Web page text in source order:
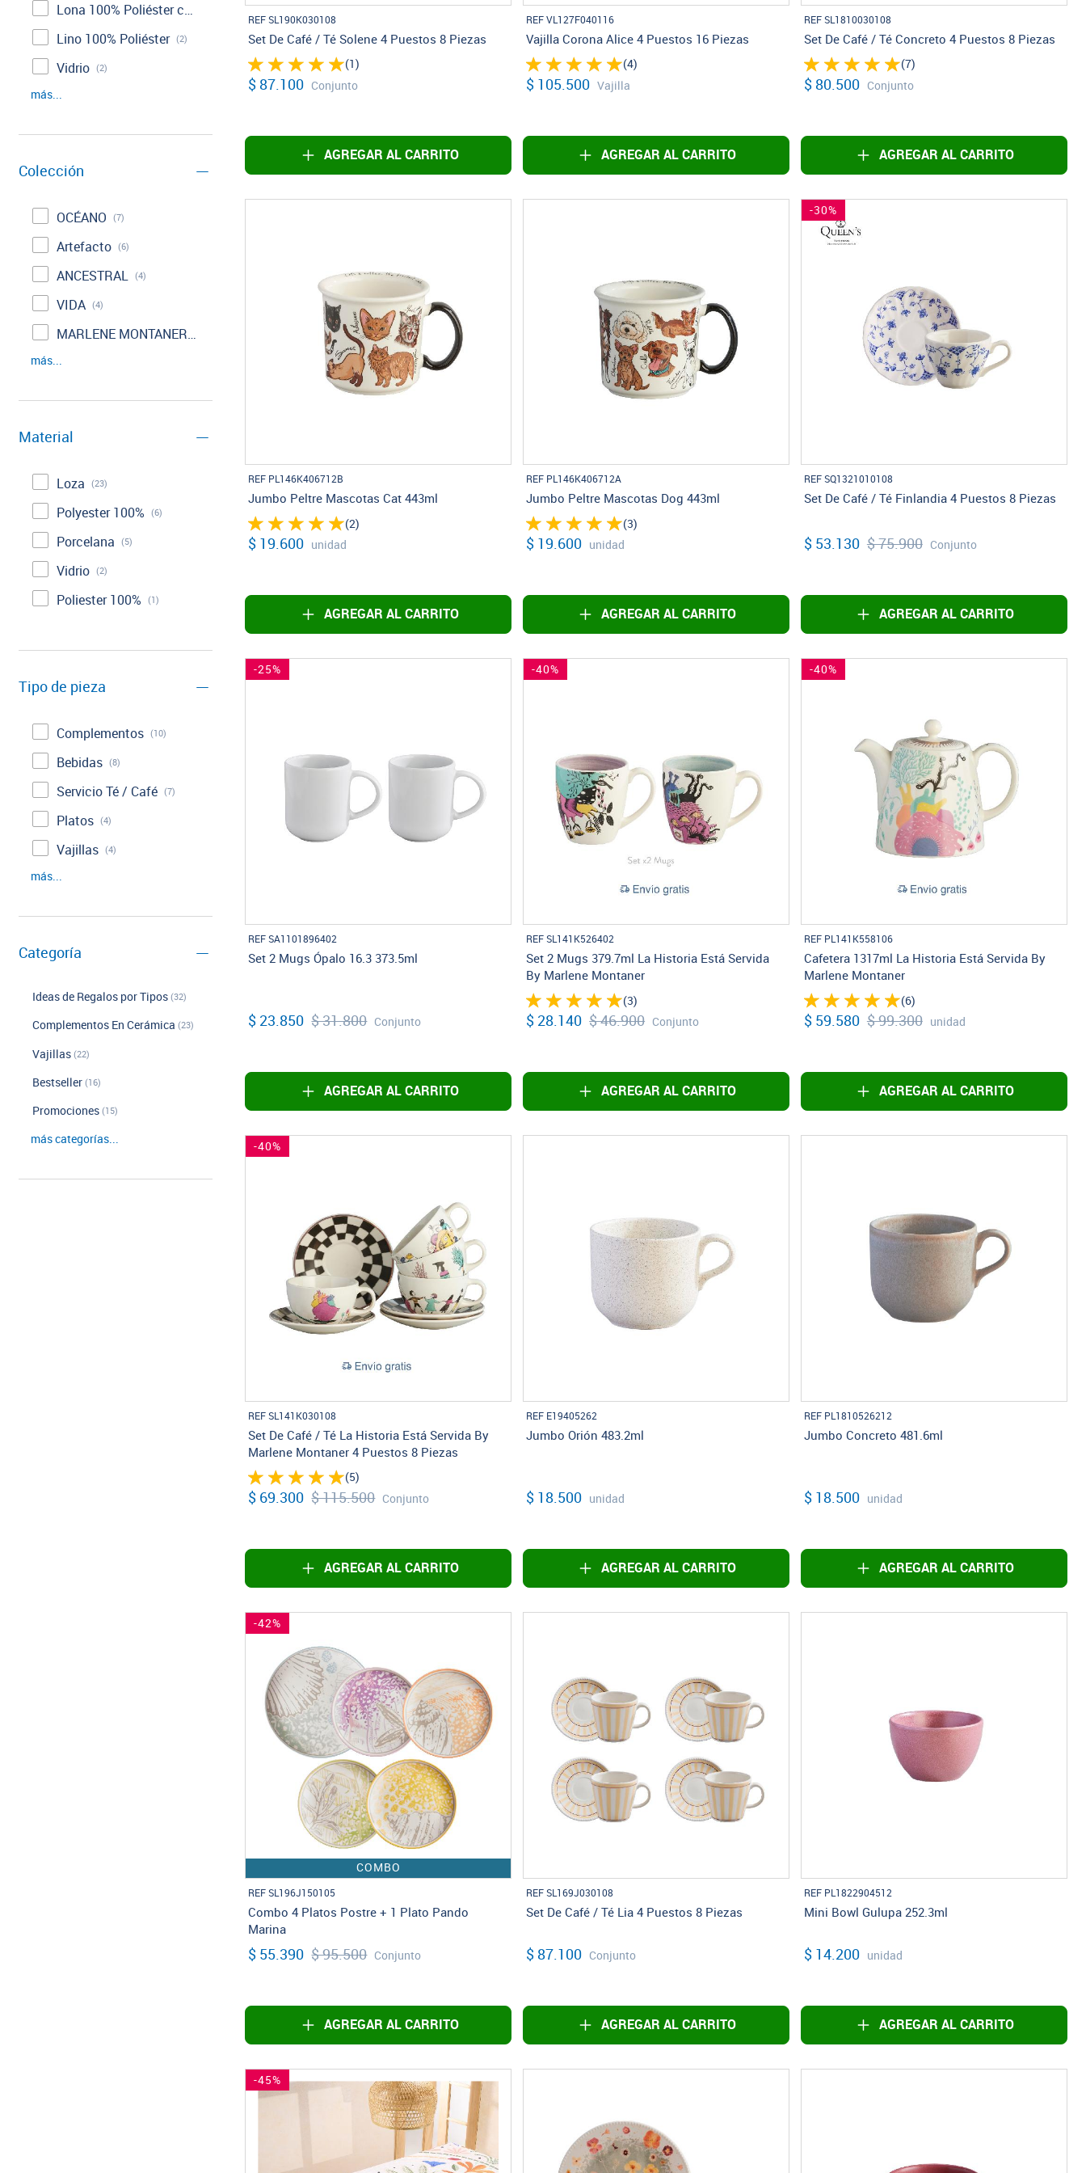
Lona 100% Poliéster con una capa antifluido.
Lino 100% Poliéster(2)
Vidrio(2)
más...
Colección
OCÉANO(7)
Artefacto(6)
ANCESTRAL(4)
VIDA(4)
MARLENE MONTANER
más...
Material
Loza(23)
Polyester 100%(6)
Porcelana(5)
Vidrio(2)
Poliester 100%(1)
Tipo de pieza
Complementos(10)
Bebidas(8)
Servicio Té / Café(7)
Platos(4)
Vajillas(4)
más...
Categoría
Ideas de Regalos por Tipos (32)
Complementos En Cerámica (23)
Vajillas (22)
Bestseller (16)
Promociones (15)
más categorías...
REF SL190K030108
Set De Café / Té Solene 4 Puestos 8 Piezas
(1)
$ 87.100 Conjunto
AGREGAR AL CARRITO
REF VL127F040116
Vajilla Corona Alice 4 Puestos 16 Piezas
(4)
$ 105.500 Vajilla
AGREGAR AL CARRITO
REF SL1810030108
Set De Café / Té Concreto 4 Puestos 8 Piezas
(7)
$ 80.500 Conjunto
AGREGAR AL CARRITO
REF PL146K406712B
Jumbo Peltre Mascotas Cat 443ml
(2)
$ 19.600 unidad
AGREGAR AL CARRITO
REF PL146K406712A
Jumbo Peltre Mascotas Dog 443ml
(3)
$ 19.600 unidad
AGREGAR AL CARRITO
-30%
REF SQ1321010108
Set De Café / Té Finlandia 4 Puestos 8 Piezas
$ 53.130 $ 75.900 Conjunto
AGREGAR AL CARRITO
-25%
REF SA1101896402
Set 2 Mugs Ópalo 16.3 373.5ml
$ 23.850 $ 31.800 Conjunto
AGREGAR AL CARRITO
-40%
REF SL141K526402
Set 2 Mugs 379.7ml La Historia Está Servida
By Marlene Montaner
(3)
$ 28.140 $ 46.900 Conjunto
AGREGAR AL CARRITO
-40%
REF PL141K558106
Cafetera 1317ml La Historia Está Servida By
Marlene Montaner
(6)
$ 59.580 $ 99.300 unidad
AGREGAR AL CARRITO
-40%
REF SL141K030108
Set De Café / Té La Historia Está Servida By
Marlene Montaner 4 Puestos 8 Piezas
(5)
$ 69.300 $ 115.500 Conjunto
AGREGAR AL CARRITO
REF E19405262
Jumbo Orión 483.2ml
$ 18.500 unidad
AGREGAR AL CARRITO
REF PL1810526212
Jumbo Concreto 481.6ml
$ 18.500 unidad
AGREGAR AL CARRITO
-42%
COMBO
REF SL196J150105
Combo 4 Platos Postre + 1 Plato Pando
Marina
$ 55.390 $ 95.500 Conjunto
AGREGAR AL CARRITO
REF SL169J030108
Set De Café / Té Lia 4 Puestos 8 Piezas
$ 87.100 Conjunto
AGREGAR AL CARRITO
REF PL1822904512
Mini Bowl Gulupa 252.3ml
$ 14.200 unidad
AGREGAR AL CARRITO
-45%